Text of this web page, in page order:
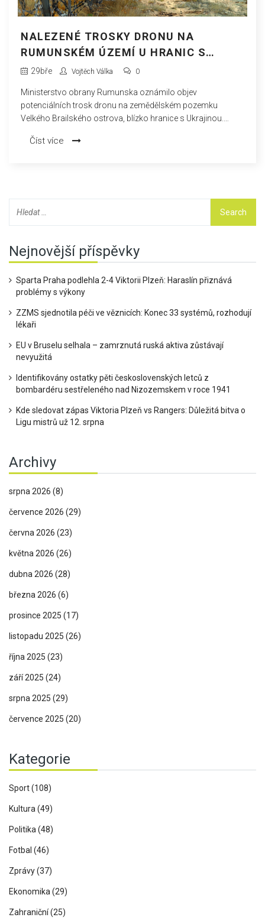
NALEZENÉ TROSKY DRONU NA
RUMUNSKÉM ÚZEMÍ U HRANIC S
UKRAJINOU ZAHAJUJÍ VYŠETŘOVÁNÍ
29bře Vojtěch Válka 0
Ministerstvo obrany Rumunska oznámilo objev
potenciálních trosk dronu na zemědělském pozemku
Velkého Brailského ostrova, blízko hranice s Ukrajinou.
Číst více
Nejnovější příspěvky
Sparta Praha podlehla 2-4 Viktorii Plzeň: Haraslín přiznává
problémy s výkony
ZZMS sjednotila péči ve věznicích: Konec 33 systémů, rozhodují
lékaři
EU v Bruselu selhala – zamrznutá ruská aktiva zůstávají
nevyužitá
Identifikovány ostatky pěti československých letců z
bombardéru sestřeleného nad Nizozemskem v roce 1941
Kde sledovat zápas Viktoria Plzeň vs Rangers: Důležitá bitva o
Ligu mistrů už 12. srpna
Archivy
srpna 2026 (8)
července 2026 (29)
června 2026 (23)
května 2026 (26)
dubna 2026 (28)
března 2026 (6)
prosince 2025 (17)
listopadu 2025 (26)
října 2025 (23)
září 2025 (24)
srpna 2025 (29)
července 2025 (20)
Kategorie
Sport(108)
Kultura (49)
Politika (48)
Fotbal (46)
Zprávy(37)
Ekonomika (29)
Zahraniční(25)